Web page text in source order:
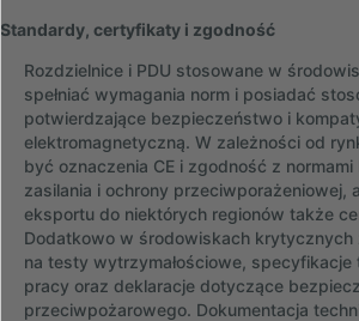
Standardy, certyfikaty i zgodność
Rozdzielnice i PDU stosowane w
spełniać wymagania norm i posiadać
potwierdzające bezpieczeństwo i
elektromagnetyczną. W zależności od
być oznaczenia CE i zgodność z
zasilania i ochrony przeciwporażeniowej,
eksportu do niektórych regionów także
Dodatkowo w środowiskach krytycznych
na testy wytrzymałościowe, specyfikacje
pracy oraz deklaracje dotyczące
przeciwpożarowego. Dokumentacja